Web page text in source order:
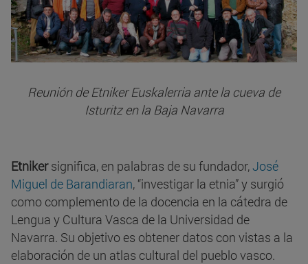
Reunión de Etniker Euskalerria ante la cueva de
Isturitz en la Baja Navarra
Etnikersignifica, en palabras de su fundador,José
Miguel de Barandiaran, “investigar la etnia” y surgió
como complemento de la docencia en la cátedra de
Lengua y Cultura Vasca de la Universidad de
Navarra. Su objetivo es obtener datos con vistas a la
elaboración de un atlas cultural del pueblo vasco.